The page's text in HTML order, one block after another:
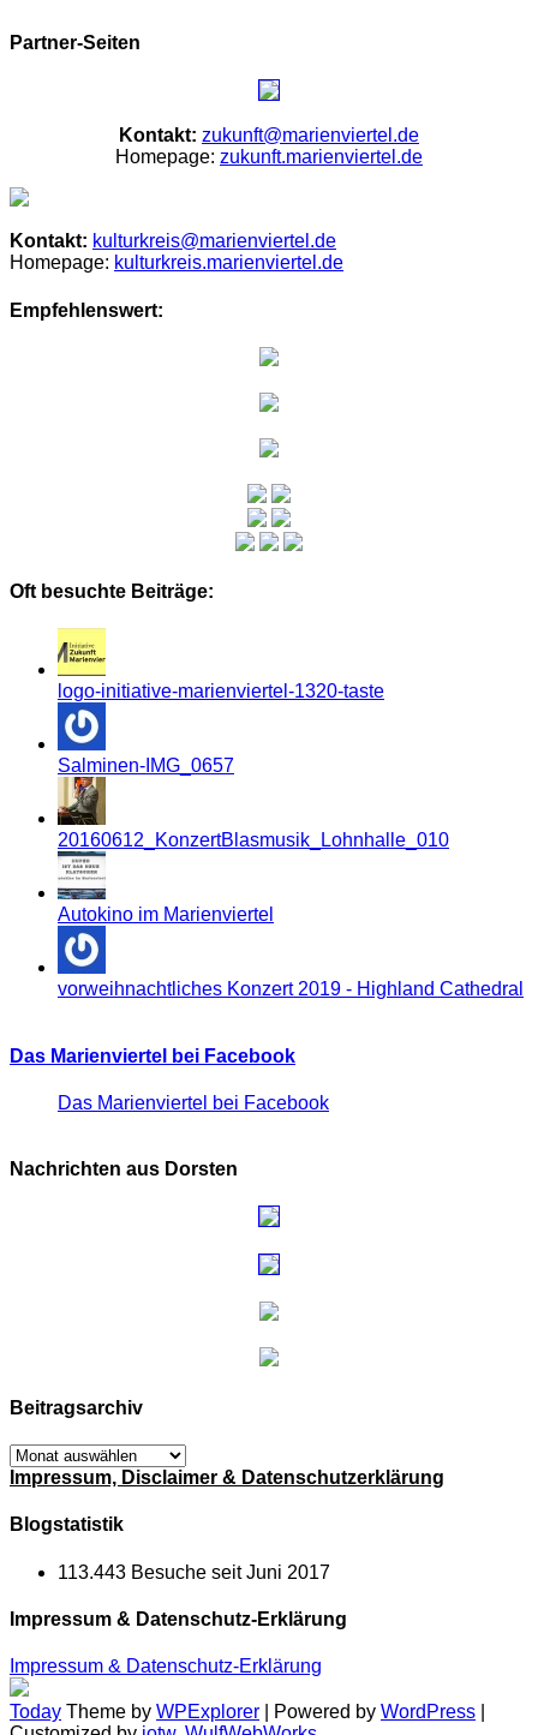
Partner-Seiten
Kontakt: zukunft@marienviertel.de
Homepage: zukunft.marienviertel.de
Kontakt: kulturkreis@marienviertel.de
Homepage: kulturkreis.marienviertel.de
Empfehlenswert:
Oft besuchte Beiträge:
logo-initiative-marienviertel-1320-taste
Salminen-IMG_0657
20160612_KonzertBlasmusik_Lohnhalle_010
Autokino im Marienviertel
vorweihnachtliches Konzert 2019 - Highland Cathedral
Das Marienviertel bei Facebook
Das Marienviertel bei Facebook
Nachrichten aus Dorsten
Beitragsarchiv
Beitragsarchiv
Impressum, Disclaimer & Datenschutzerklärung
Blogstatistik
113.443 Besuche seit Juni 2017
Impressum & Datenschutz-Erklärung
Impressum & Datenschutz-Erklärung
Today Theme by WPExplorer | Powered by WordPress